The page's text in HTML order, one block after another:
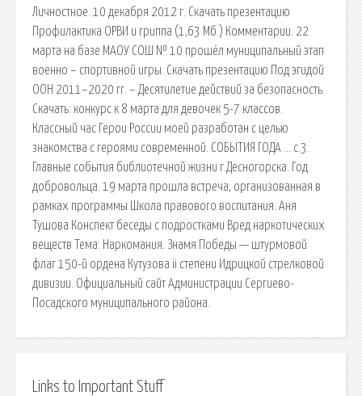
Личностное. 10 декабря 2012 г. Скачать презентацию
Профилактика ОРВИ и гриппа (1,63 Мб.) Комментарии. 22
марта на базе МАОУ СОШ № 10 прошёл муниципальный этап
военно – спортивной игры. Скачать презентацию Под эгидой
ООН 2011–2020 гг. – Десятилетие действий за безопасность.
Скачать: конкурс к 8 марта для девочек 5-7 классов.
Классный час Герои России моей разработан с целью
знакомства с героями современной. СОБЫТИЯ ГОДА … с.3.
Главные события библиотечной жизни г.Десногорска. Год
добровольца. 19 марта прошла встреча, организованная в
рамках программы Школа правового воспитания. Аня
Тушова Конспект беседы с подростками Вред наркотических
веществ Тема: Наркомания. Знамя Победы — штурмовой
флаг 150-й ордена Кутузова ii степени Идрицкой стрелковой
дивизии. Официальный сайт Администрации Сергиево-
Посадского муниципального района.
Links to Important Stuff